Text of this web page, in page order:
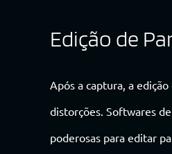
Edição de
Após a captura, a
distorções. Softwares
poderosas para editar